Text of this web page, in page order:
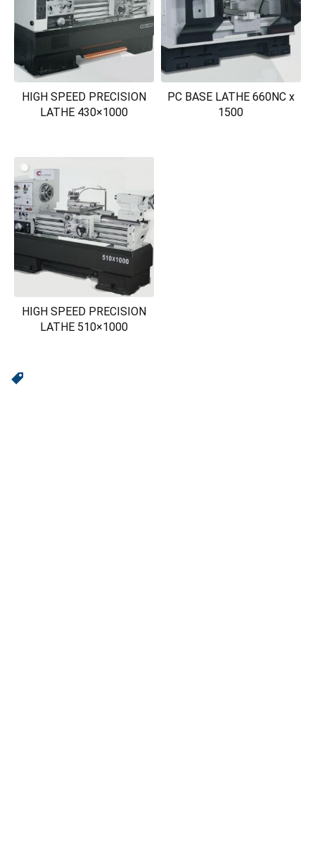
HIGH SPEED PRECISION
LATHE 430×1000
PC BASE LATHE 660NC x
1500
HIGH SPEED PRECISION
LATHE 510×1000